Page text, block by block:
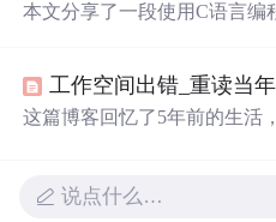
本文分享了一段使用C语言编
学者练习循环和字符串输出。
工作空间出错_重读当
这篇博客回忆了5年前的生活
章探讨了毕业后的离别、错
说点什么…